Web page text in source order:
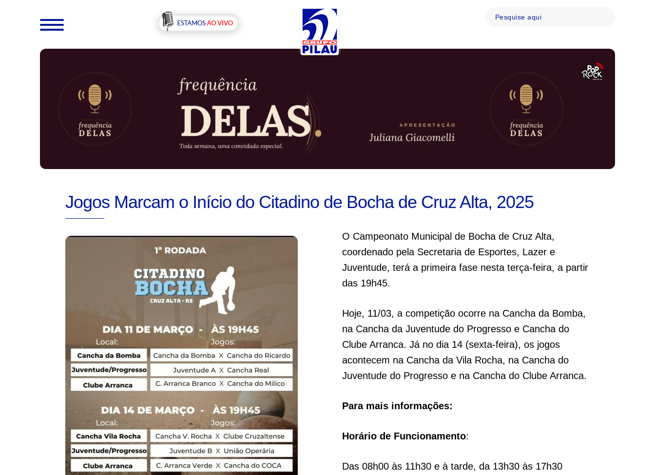
Jogos Marcam o Início do Citadino de Bocha de Cruz Alta, 2025
O Campeonato Municipal de Bocha de Cruz Alta,
coordenado pela Secretaria de Esportes, Lazer e
Juventude, terá a primeira fase nesta terça-feira, a partir
das 19h45.
Hoje, 11/03, a competição ocorre na Cancha da Bomba,
na Cancha da Juventude do Progresso e Cancha do
Clube Arranca. Já no dia 14 (sexta-feira), os jogos
acontecem na Cancha da Vila Rocha, na Cancha do
Juventude do Progresso e na Cancha do Clube Arranca.
Para mais informações:
Horário de Funcionamento:
Das 08h00 às 11h30 e à tarde, da 13h30 às 17h30